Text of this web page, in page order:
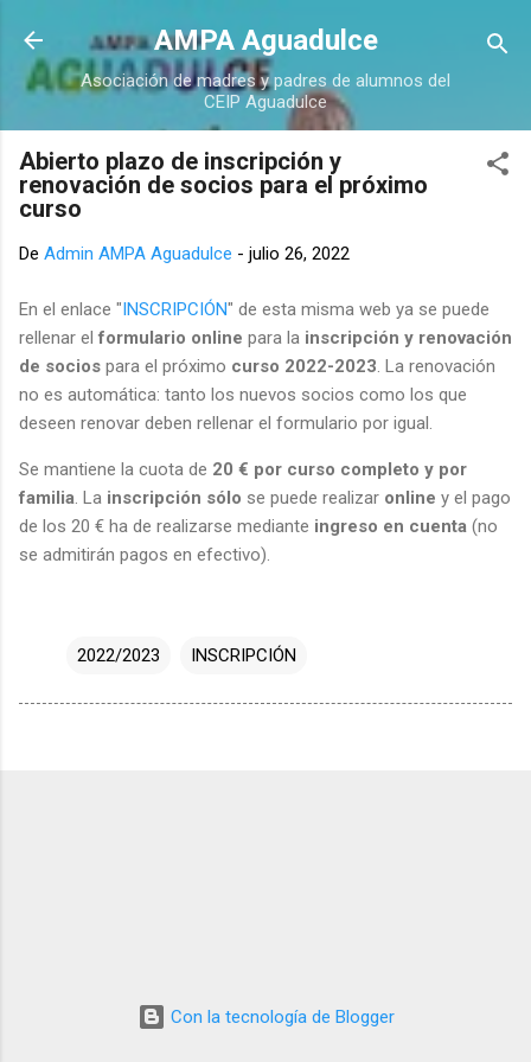
Ir al contenido principal
AMPA Aguadulce
Asociación de madres y padres de alumnos del
CEIP Aguadulce
Abierto plazo de inscripción y
renovación de socios para el próximo
curso
De Admin AMPA Aguadulce - julio 26, 2022
En el enlace "INSCRIPCIÓN" de esta misma web ya se puede
rellenar elformulario online para la inscripción y renovación
de socios para el próximo curso 2022-2023 . La renovación
no es automática: tanto los nuevos socios como los que
deseen renovar deben rellenar el formulario por igual.
Se mantiene la cuota de 20 € por curso completo y por
familia . La inscripción sólo se puede realizar online y el pago
de los 20 € ha de realizarse mediante ingreso en cuenta (no
se admitirán pagos en efectivo).
2022/2023 INSCRIPCIÓN
Con la tecnología de Blogger